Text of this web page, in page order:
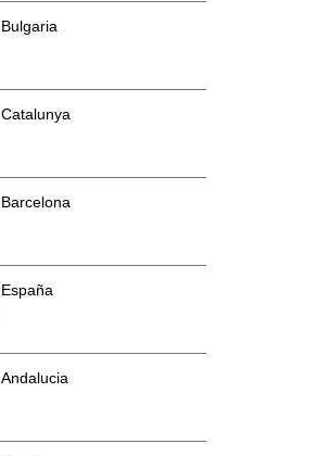
Bulgaria
Catalunya
Barcelona
España
Andalucia